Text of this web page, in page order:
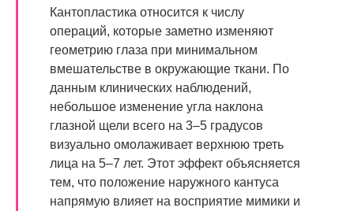
Кантопластика относится к числу
операций, которые заметно изменяют
геометрию глаза при минимальном
вмешательстве в окружающие ткани. По
данным клинических наблюдений,
небольшое изменение угла наклона
глазной щели всего на 3–5 градусов
визуально омолаживает верхнюю треть
лица на 5–7 лет. Этот эффект объясняется
тем, что положение наружного кантуса
напрямую влияет на восприятие мимики и